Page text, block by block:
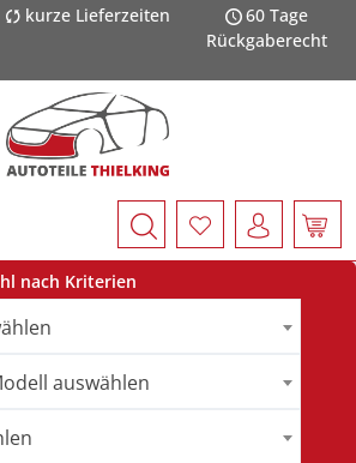
kurze Lieferzeiten
60 Tage
Rückgaberecht
nach Kriterien
auswählen